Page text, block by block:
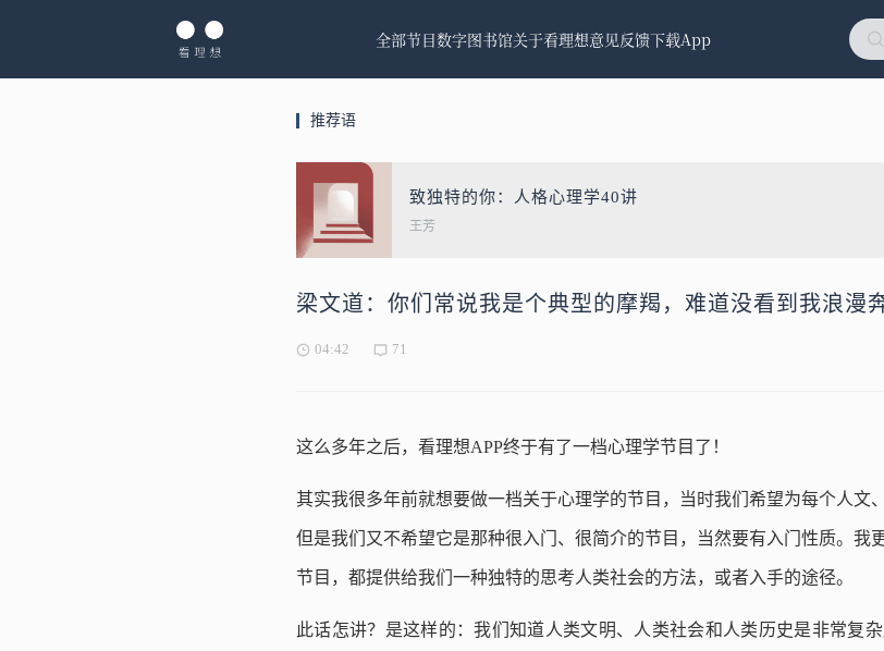
全部节目数字图书馆关于看理想意见反馈下载App
推荐语
致独特的你：人格心理学40讲
王芳
梁文道：你们常说我是个典型的摩羯，难道没看到我浪漫
04:42 71
这么多年之后，看理想APP终于有了一档心理学节目了！
其实我很多年前就想要做一档关于心理学的节目，当时我们希望为每个人文
但是我们又不希望它是那种很入门、很简介的节目，当然要有入门性质。我
节目，都提供给我们一种独特的思考人类社会的方法，或者入手的途径。
此话怎讲？是这样的：我们知道人类文明、人类社会和人类历史是非常复